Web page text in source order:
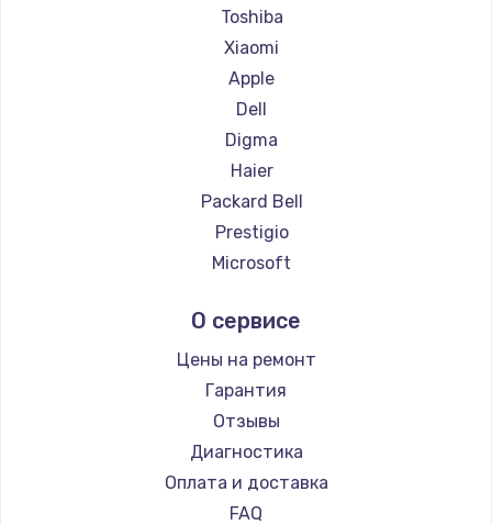
Ремонт ноутбуков Panasonic
Ремонт ноутбуков Irbis
Ремонт ноутбуков Thunderobot
Ремонт ноутбуков Hasee
Ремонт ноутбуков ZTE
Ремонт ноутбуков Hiper
Ремонт ноутбуков Evga
Ремонт ноутбуков Google
Ремонт ноутбуков Echips
Ремонт ноутбуков Predator
Ремонт ноутбуков iru
Ремонт ноутбуков Machenike
Ремонт ноутбуков DEXP
Ремонт ноутбуков Teclast
Ремонт ноутбуков CHUWI
Ремонт ноутбуков Colorful
Toshiba
Xiaomi
Apple
Dell
Digma
Haier
Packard Bell
Prestigio
Microsoft
Aquarius
Gigabyte
Aorus
Maibenben
Getac
Epson
Philips
О сервисе
Цены на ремонт
Гарантия
Отзывы
Диагностика
Оплата и доставка
FAQ